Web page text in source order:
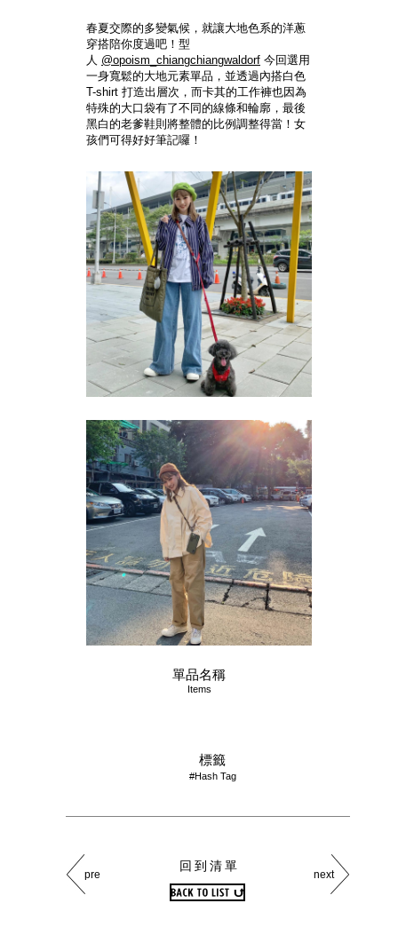
春夏交際的多變氣候，就讓大地色系的洋蔥
穿搭陪你度過吧！型
人 @opoism_chiangchiangwaldorf 今回選用
一身寬鬆的大地元素單品，並透過內搭白色
T-shirt 打造出層次，而卡其的工作褲也因為
特殊的大口袋有了不同的線條和輪廓，最後
黑白的老爹鞋則將整體的比例調整得當！女
孩們可得好好筆記囉！
單品名稱
Items
標籤
#Hash Tag
pre next
回到清單